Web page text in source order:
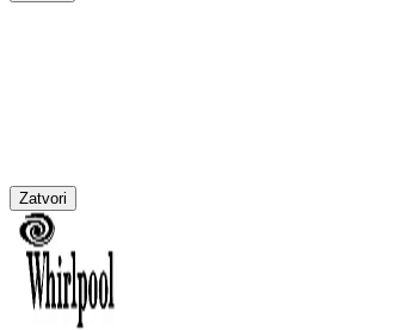
Zatvori